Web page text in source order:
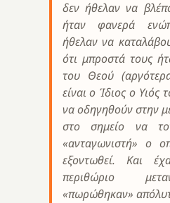
δεν ήθελαν να
ήταν φανερά
ήθελαν να
ότι μπροστά τους
του Θεού
είναι ο Ίδιος ο Υιός
να οδηγηθούν στην
στο σημείο να
«ανταγωνιστή» ο
εξοντωθεί. Και
περιθώριο
«πωρώθηκαν»